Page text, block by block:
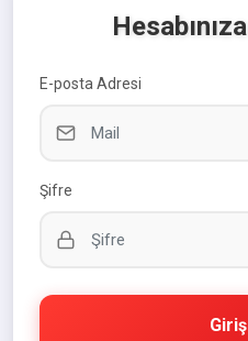
E-posta Adresi
Şifre